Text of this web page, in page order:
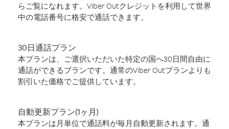
らご覧になれます。Viber Outクレジットを利用して世界
中の電話番号に格安で通話できます。
30日通話プラン
本プランは、ご選択いただいた特定の国へ30日間自由に
通話ができるプランです。通常のViber Outプランよりも
割引いた価格でご提供しています。
自動更新プラン(1ヶ月)
本プランは月単位で通話料が毎月自動更新されます。通